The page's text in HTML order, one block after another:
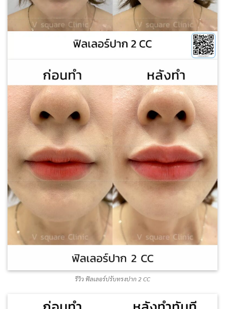
รีวิว ฟิลเลอร์ปรับทรงปาก 2 CC